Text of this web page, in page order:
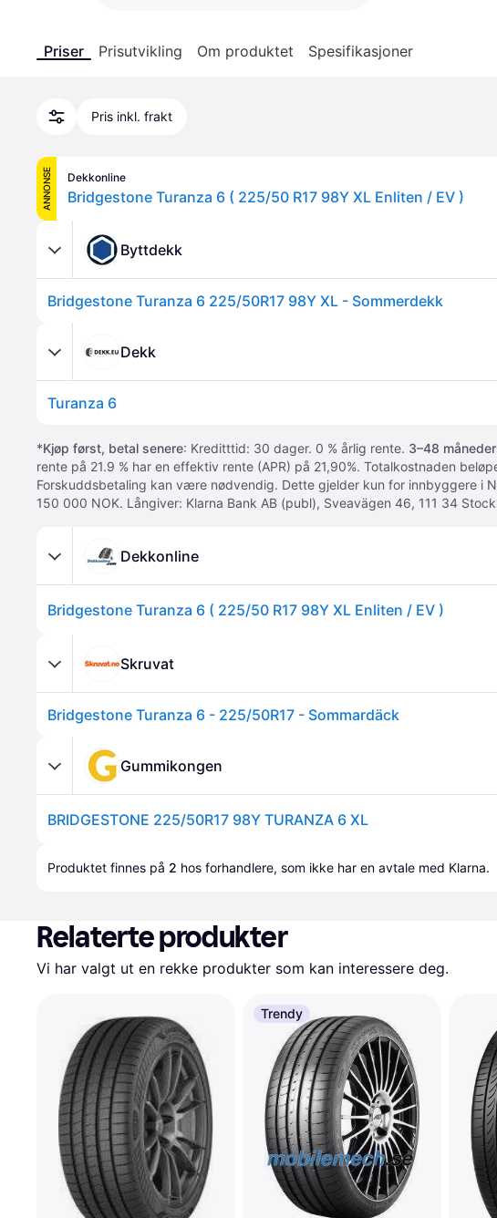
Priser Prisutvikling Om produktet Spesifikasjoner
Pris inkl. frakt
ANNONSE Dekkonline
Bridgestone Turanza 6 ( 225/50 R17 98Y XL Enliten / EV )
Byttdekk
Bridgestone Turanza 6 225/50R17 98Y XL - Sommerdekk
Dekk
Turanza 6
*Kjøp først, betal senere: Kreditttid: 30 dager. 0 % årlig rente. 3–48
rente på 21.9 % har en effektiv rente (APR) på 21,90%. Totalkostnaden
Forskuddsbetaling kan være nødvendig. Dette gjelder kun for innbyggere i
150 000 NOK. Långiver: Klarna Bank AB (publ), Sveavägen 46, 111 34
Dekkonline
Bridgestone Turanza 6 ( 225/50 R17 98Y XL Enliten / EV )
Skruvat
Bridgestone Turanza 6 - 225/50R17 - Sommardäck
Gummikongen
BRIDGESTONE 225/50R17 98Y TURANZA 6 XL
Produktet finnes på 2 hos forhandlere, som ikke har en avtale med Klarna.
Relaterte produkter
Vi har valgt ut en rekke produkter som kan interessere deg.
Trendy